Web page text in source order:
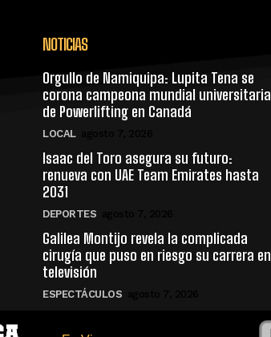
NOTICIAS
Orgullo de Namiquipa: Lupita Tena se
corona campeona mundial universitaria
de Powerlifting en Canadá
LOCAL
Isaac del Toro asegura su futuro:
renueva con UAE Team Emirates hasta
2031
DEPORTES
Galilea Montijo revela la complicada
cirugía que puso en riesgo su carrera en
televisión
ESPECTÁCULOS